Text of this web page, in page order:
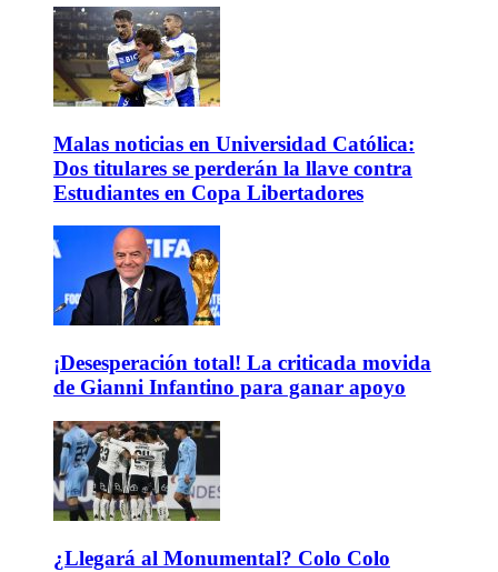
Malas noticias en Universidad Católica:
Dos titulares se perderán la llave contra
Estudiantes en Copa Libertadores
¡Desesperación total! La criticada movida
de Gianni Infantino para ganar apoyo
¿Llegará al Monumental? Colo Colo